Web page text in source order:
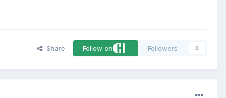
Share Follow on Followers 0